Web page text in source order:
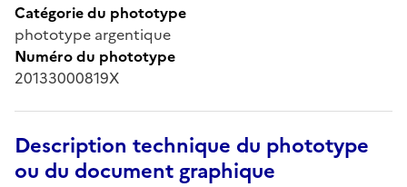
Catégorie du phototype
phototype argentique
Numéro du phototype
20133000819X
Description technique du phototype
ou du document graphique